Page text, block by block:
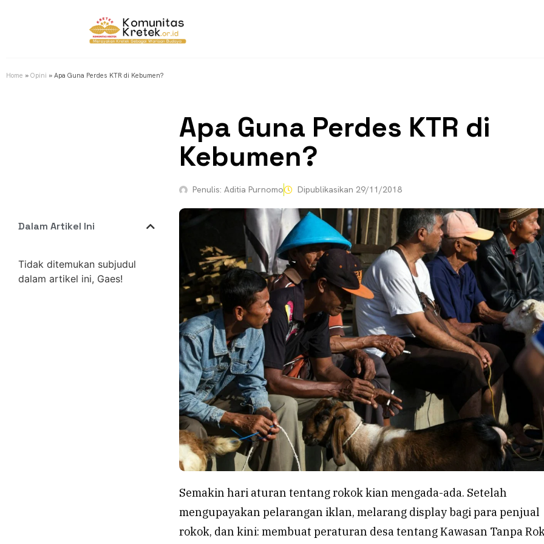
Home » Opini » Apa Guna Perdes KTR di Kebumen?
Apa Guna Perdes KTR di
Kebumen?
Penulis: Aditia Purnomo Dipublikasikan 29/11/2018
Dalam Artikel Ini
Tidak ditemukan subjudul
dalam artikel ini, Gaes!
Semakin hari aturan tentang rokok kian mengada-ada. Setelah
mengupayakan pelarangan iklan, melarang display bagi para penjual
rokok, dan kini: membuat peraturan desa tentang Kawasan Tanpa